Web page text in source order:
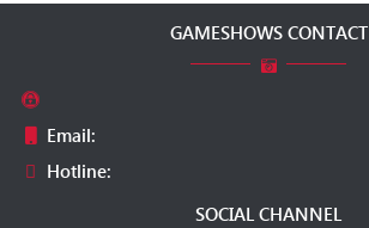
GAMESHOWS CONTACT
Email:
Hotline:
SOCIAL CHANNEL